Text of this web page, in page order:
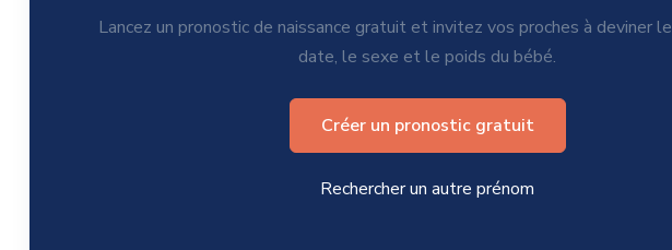
Lancez un pronostic de naissance gratuit et invitez vos proches à deviner
date, le sexe et le poids du bébé.
Créer un pronostic gratuit
Rechercher un autre prénom